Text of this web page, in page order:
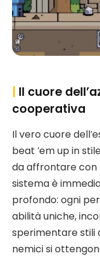
Il cuore
cooperativa
Il vero cuore
beat ’em up in
da affrontare con
sistema è
profondo: ogni
abilità uniche,
sperimentare stili
nemici si